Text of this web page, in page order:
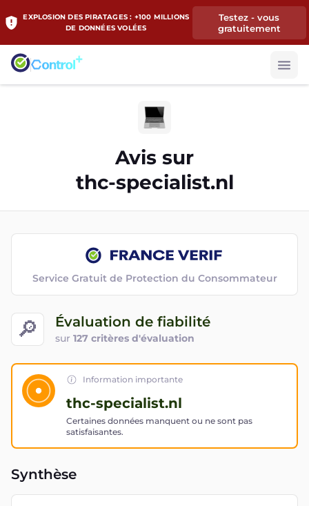
EXPLOSION DES PIRATAGES : +100 MILLIONS
DE DONNÉES VOLÉES
Testez - vous
gratuitement
Avis sur
thc-specialist.nl
🔎 Évaluation de fiabilité
sur 127 critères d'évaluation
Service Gratuit de Protection du Consommateur
Information importante
thc-specialist.nl
Certaines données manquent ou ne sont pas
satisfaisantes.
Synthèse